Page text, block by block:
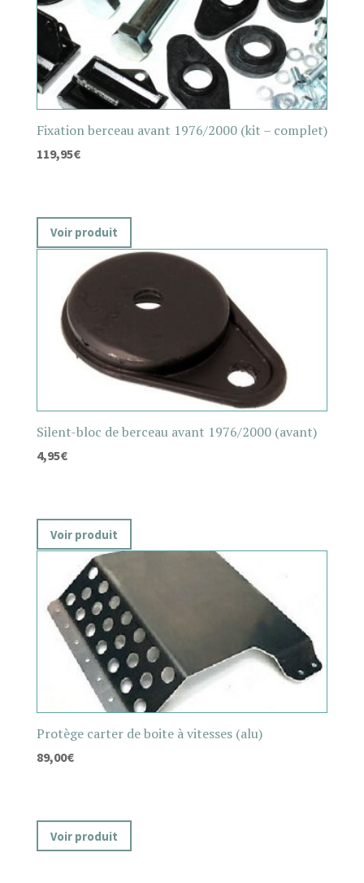
Fixation berceau avant 1976/2000 (kit – complet)
119,95€
Voir produit
Silent-bloc de berceau avant 1976/2000 (avant)
4,95€
Voir produit
Protège carter de boite à vitesses (alu)
89,00€
Voir produit